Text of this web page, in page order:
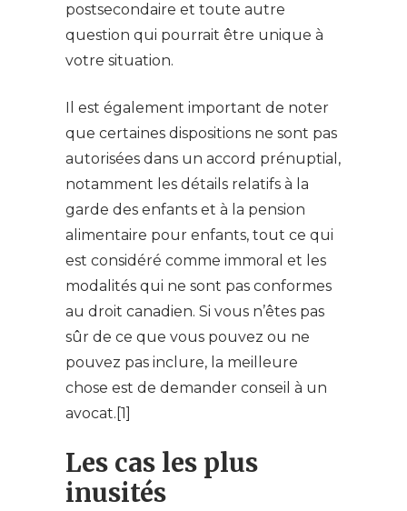
postsecondaire et toute autre
question qui pourrait être unique à
votre situation.
Il est également important de noter
que certaines dispositions ne sont pas
autorisées dans un accord prénuptial,
notamment les détails relatifs à la
garde des enfants et à la pension
alimentaire pour enfants, tout ce qui
est considéré comme immoral et les
modalités qui ne sont pas conformes
au droit canadien. Si vous n’êtes pas
sûr de ce que vous pouvez ou ne
pouvez pas inclure, la meilleure
chose est de demander conseil à un
avocat.[1]
Les cas les plus
inusités